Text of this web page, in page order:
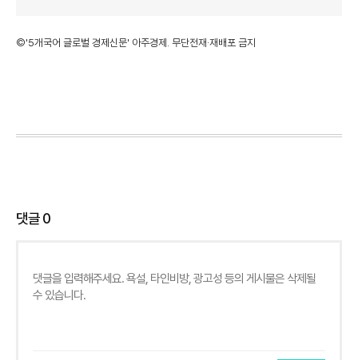
©'5개국어 글로벌 경제신문' 아주경제. 무단전재·재배포 금지
댓글0